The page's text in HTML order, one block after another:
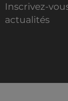
Inscrivez-
actualités